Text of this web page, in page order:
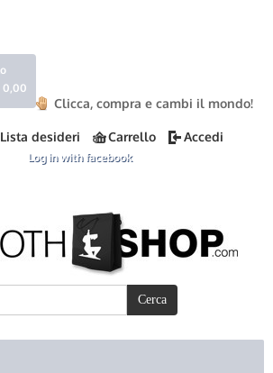
0,00
Clicca, compra e cambi il mondo!
Lista desideri Carrello Accedi
Log in with facebook